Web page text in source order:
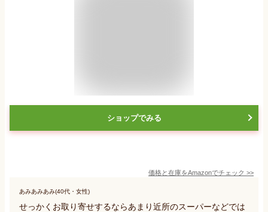
ショップでみる
価格と在庫をAmazonでチェック >>
あみあみあみ(40代・女性)
せっかくお取り寄せするならあまり近所のスーパーなどでは